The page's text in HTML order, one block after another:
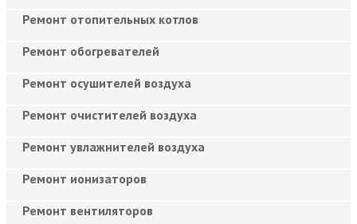
Ремонт отопительных котлов
Ремонт обогревателей
Ремонт осушителей воздуха
Ремонт очистителей воздуха
Ремонт увлажнителей воздуха
Ремонт ионизаторов
Ремонт вентиляторов